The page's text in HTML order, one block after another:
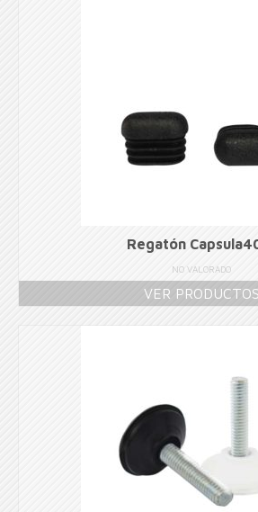
Regatón
NO VALORADO
VER PRODUCTOS